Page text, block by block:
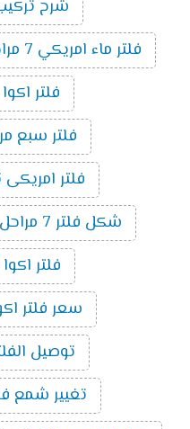
شرح تركيب
فلتر ماء امريكي 7 مراحل
فلتر اكوا
فلتر سبع
فلتر امريكى
شكل فلتر 7 مراحل
فلتر اكوا جيم
سعر فلتر اكوا
توصيل
تغيير شمع فلتر